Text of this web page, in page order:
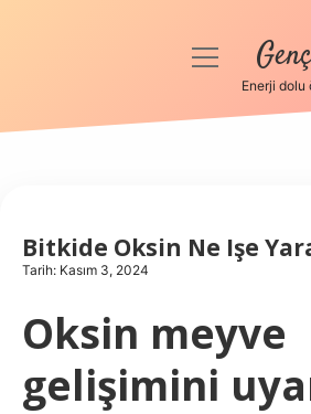
Anasayfa
Hakkımızda
menüyü
Enerji dolu
Bitkide Oksin Ne Işe
Tarih: Kasım 3, 2024
Oksin meyve
gelişimini